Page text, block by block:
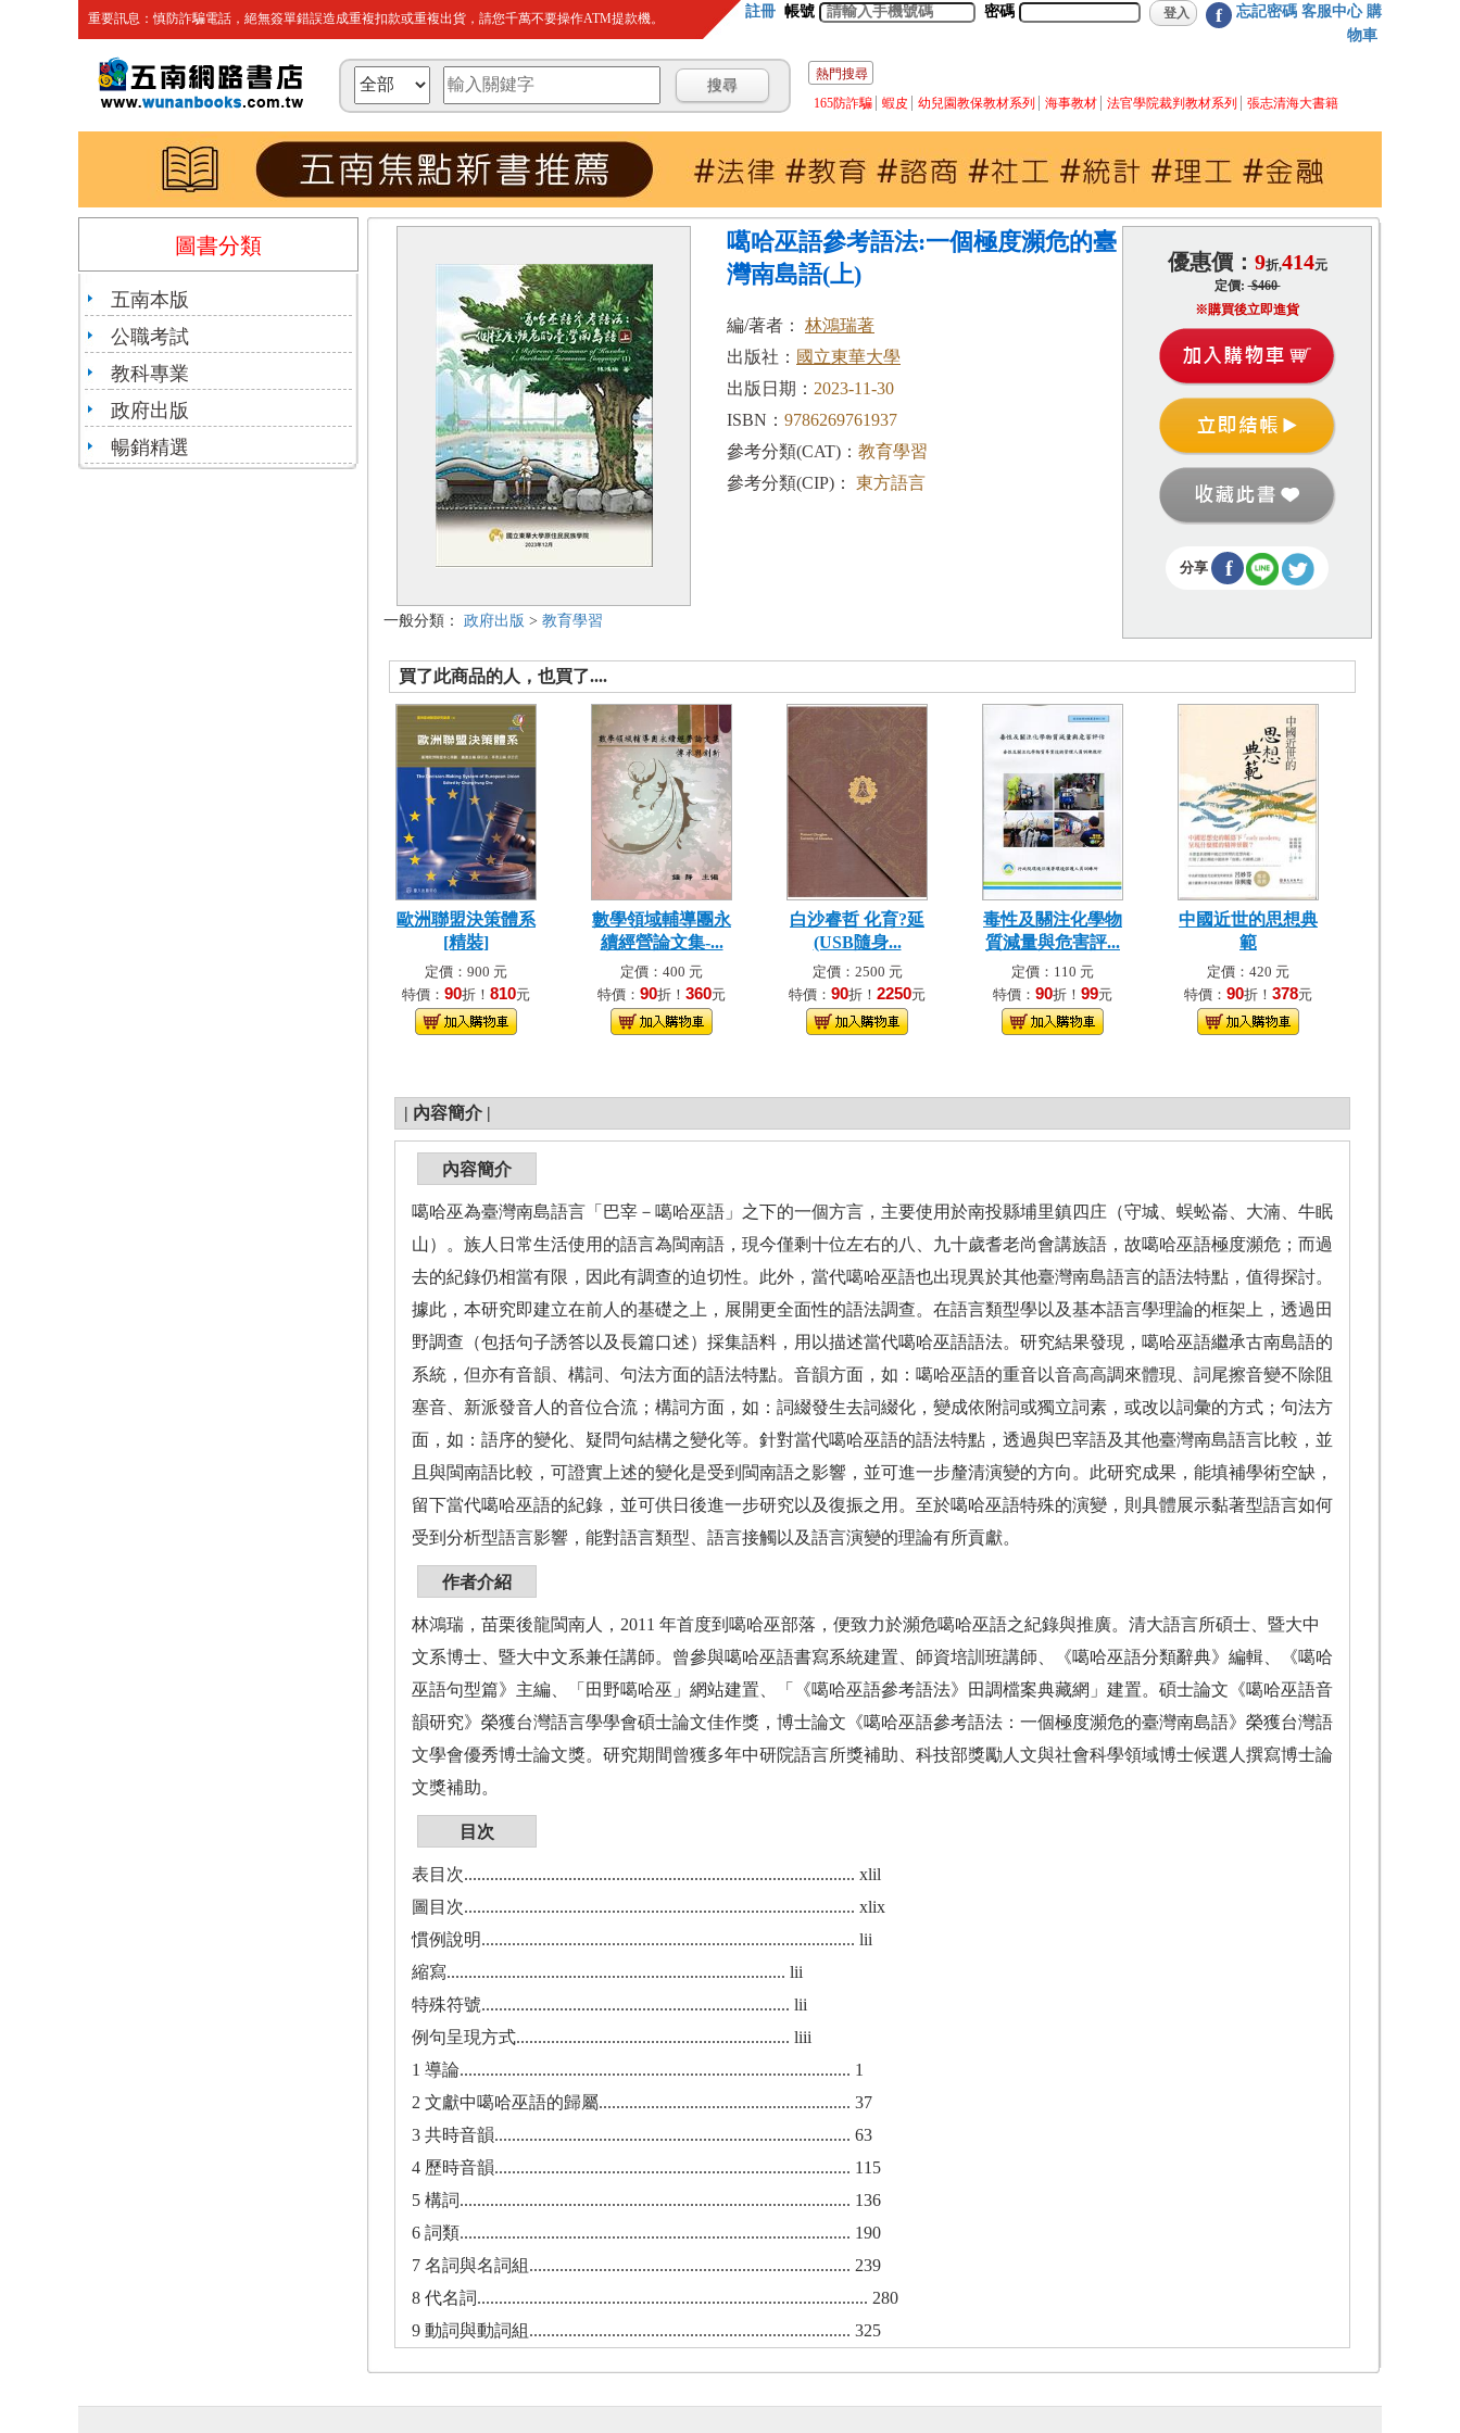
重要訊息：慎防詐騙電話，絕無簽單錯誤造成重複扣款或重複出貨，請您千萬不要操作ATM提款機。 註冊 帳號 密碼 f 忘記密碼 客服中心 購
物車
熱門搜尋
165防詐騙
蝦皮 幼兒園教保教材系列 海事教材 法官學院裁判教材系列 張志清海大書籍
圖書分類
五南本版
公職考試
教科專業
政府出版
暢銷精選
一般分類： 政府出版 > 教育學習
噶哈巫語參考語法:一個極度瀕危的臺
灣南島語(上)
編/著者： 林鴻瑞著
出版社： 國立東華大學
出版日期： 2023-11-30
ISBN： 9786269761937
參考分類(CAT)： 教育學習
參考分類(CIP)：
東方語言
優惠價： 9折,414元
定價:$460
※購買後立即進貨
分享 f
買了此商品的人，也買了....
歐洲聯盟決策體系
[精裝]
定價：900 元
特價： 90折！ 810元
數學領域輔導團永
續經營論文集-...
定價：400 元
特價： 90折！ 360元
白沙睿哲 化育?延
(USB隨身...
定價：2500 元
特價： 90折！ 2250元
毒性及關注化學物
質減量與危害評...
定價：110 元
特價： 90折！ 99元
中國近世的思想典
範
定價：420 元
特價： 90折！ 378元
| 內容簡介 |
內容簡介
噶哈巫為臺灣南島語言「巴宰－噶哈巫語」之下的一個方言，主要使用於南投縣埔里鎮四庄（守城、蜈蚣崙、大湳、牛眠
山）。族人日常生活使用的語言為閩南語，現今僅剩十位左右的八、九十歲耆老尚會講族語，故噶哈巫語極度瀕危；而過
去的紀錄仍相當有限，因此有調查的迫切性。此外，當代噶哈巫語也出現異於其他臺灣南島語言的語法特點，值得探討。
據此，本研究即建立在前人的基礎之上，展開更全面性的語法調查。在語言類型學以及基本語言學理論的框架上，透過田
野調查（包括句子誘答以及長篇口述）採集語料，用以描述當代噶哈巫語語法。研究結果發現，噶哈巫語繼承古南島語的
系統，但亦有音韻、構詞、句法方面的語法特點。音韻方面，如：噶哈巫語的重音以音高高調來體現、詞尾擦音變不除阻
塞音、新派發音人的音位合流；構詞方面，如：詞綴發生去詞綴化，變成依附詞或獨立詞素，或改以詞彙的方式；句法方
面，如：語序的變化、疑問句結構之變化等。針對當代噶哈巫語的語法特點，透過與巴宰語及其他臺灣南島語言比較，並
且與閩南語比較，可證實上述的變化是受到閩南語之影響，並可進一步釐清演變的方向。此研究成果，能填補學術空缺，
留下當代噶哈巫語的紀錄，並可供日後進一步研究以及復振之用。至於噶哈巫語特殊的演變，則具體展示黏著型語言如何
受到分析型語言影響，能對語言類型、語言接觸以及語言演變的理論有所貢獻。
作者介紹
林鴻瑞，苗栗後龍閩南人，2011 年首度到噶哈巫部落，便致力於瀕危噶哈巫語之紀錄與推廣。清大語言所碩士、暨大中
文系博士、暨大中文系兼任講師。曾參與噶哈巫語書寫系統建置、師資培訓班講師、《噶哈巫語分類辭典》編輯、《噶哈
巫語句型篇》主編、「田野噶哈巫」網站建置、「《噶哈巫語參考語法》田調檔案典藏網」建置。碩士論文《噶哈巫語音
韻研究》榮獲台灣語言學學會碩士論文佳作獎，博士論文《噶哈巫語參考語法：一個極度瀕危的臺灣南島語》榮獲台灣語
文學會優秀博士論文獎。研究期間曾獲多年中研院語言所獎補助、科技部獎勵人文與社會科學領域博士候選人撰寫博士論
文獎補助。
目次
表目次.......................................................................................... xlil
圖目次.......................................................................................... xlix
慣例說明...................................................................................... lii
縮寫.............................................................................. lii
特殊符號....................................................................... lii
例句呈現方式............................................................... liii
1 導論.......................................................................................... 1
2 文獻中噶哈巫語的歸屬.......................................................... 37
3 共時音韻.................................................................................. 63
4 歷時音韻.................................................................................. 115
5 構詞.......................................................................................... 136
6 詞類.......................................................................................... 190
7 名詞與名詞組.......................................................................... 239
8 代名詞.......................................................................................... 280
9 動詞與動詞組.......................................................................... 325